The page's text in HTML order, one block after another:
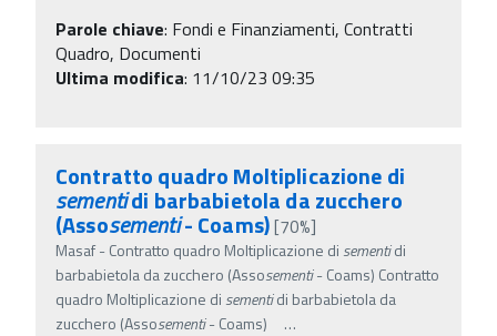
Parole chiave: Fondi e Finanziamenti, Contratti
Quadro, Documenti
Ultima modifica: 11/10/23 09:35
Contratto quadro Moltiplicazione di
sementidi barbabietola da zucchero
(Assosementi- Coams)[70%]
Masaf - Contratto quadro Moltiplicazione di sementidi
barbabietola da zucchero (Assosementi- Coams) Contratto
quadro Moltiplicazione di sementidi barbabietola da
zucchero (Assosementi- Coams) …